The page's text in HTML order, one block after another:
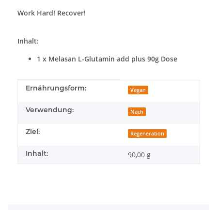
Work Hard! Recover!
Inhalt:
1 x Melasan L-Glutamin add plus 90g Dose
Produkteigenschaft
Wert
Ernährungsform: Vegan
Verwendung: Nach
Ziel: Regeneration
Inhalt: 90,00 g